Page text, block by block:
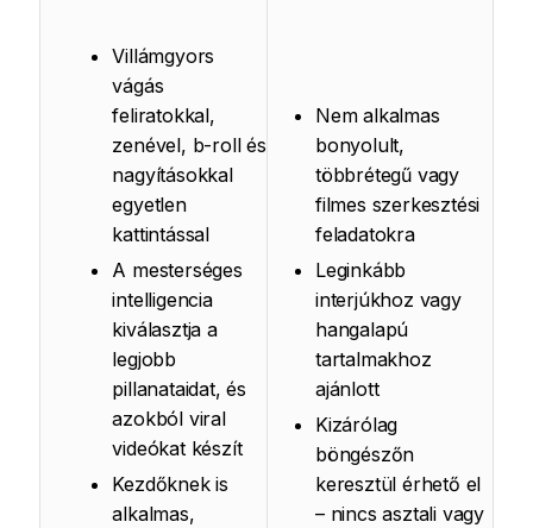
Villámgyors
vágás
feliratokkal,
zenével, b-roll és
nagyításokkal
egyetlen
kattintással
A mesterséges
intelligencia
kiválasztja a
legjobb
pillanataidat, és
azokból viral
videókat készít
Kezdőknek is
alkalmas,
Nem alkalmas
bonyolult,
többrétegű vagy
filmes szerkesztési
feladatokra
Leginkább
interjúkhoz vagy
hangalapú
tartalmakhoz
ajánlott
Kizárólag
böngészőn
keresztül érhető el
– nincs asztali vagy